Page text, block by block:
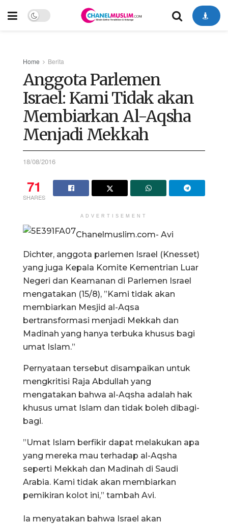
Home Berita
Anggota Parlemen
Israel: Kami Tidak akan
Membiarkan Al-Aqsha
Menjadi Mekkah
18/08/2016
71
SHARES
ADVERTISEMENT
Chanelmuslim.com- Avi
Dichter, anggota parlemen Israel (Knesset)
yang juga Kepala Komite Kementrian Luar
Negeri dan Keamanan di Parlemen Israel
mengatakan (15/8), ”Kami tidak akan
membiarkan Mesjid al-Aqsa
bertransformasi menjadi Mekkah dan
Madinah yang hanya terbuka khusus bagi
umat Islam.”
Pernyataan tersebut disampaikan untuk
mengkritisi Raja Abdullah yang
mengatakan bahwa al-Aqsha adalah hak
khusus umat Islam dan tidak boleh dibagi-
bagi.
”Umat Islam berfikir dapat melakukan apa
yang mereka mau terhadap al-Aqsha
seperti Mekkah dan Madinah di Saudi
Arabia. Kami tidak akan membiarkan
pemikiran kolot ini,” tambah Avi.
Ia menyatakan bahwa Israel akan